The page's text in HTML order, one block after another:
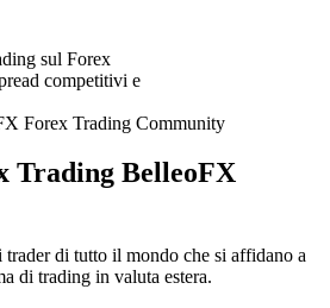
sul Forex
competitivi e
Trading BelleoFX
di tutto il mondo che si affidano a
di trading in valuta estera.